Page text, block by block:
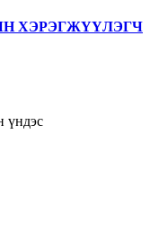
ХЭРЭГЖҮҮЛЭГЧ
үндэс